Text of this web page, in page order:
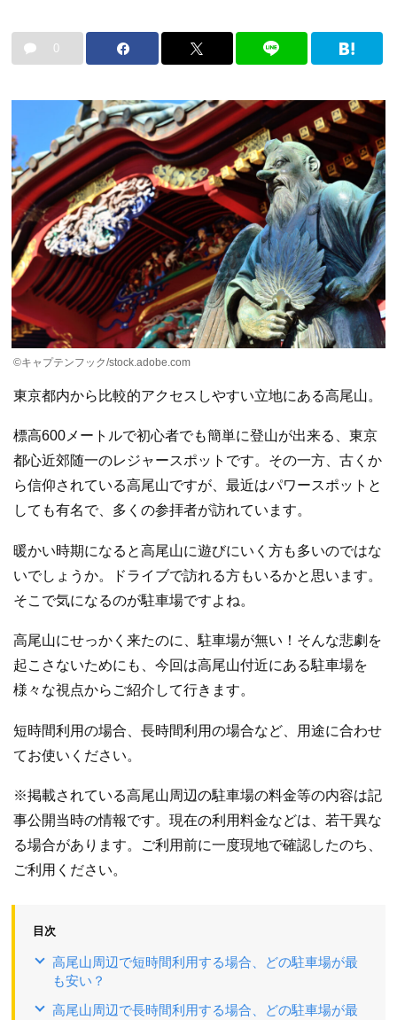
0
©キャプテンフック/stock.adobe.com
東京都内から比較的アクセスしやすい立地にある高尾山。
標高600メートルで初心者でも簡単に登山が出来る、東京
都心近郊随一のレジャースポットです。その一方、古くか
ら信仰されている高尾山ですが、最近はパワースポットと
しても有名で、多くの参拝者が訪れています。
暖かい時期になると高尾山に遊びにいく方も多いのではな
いでしょうか。ドライブで訪れる方もいるかと思います。
そこで気になるのが駐車場ですよね。
高尾山にせっかく来たのに、駐車場が無い！そんな悲劇を
起こさないためにも、今回は高尾山付近にある駐車場を
様々な視点からご紹介して行きます。
短時間利用の場合、長時間利用の場合など、用途に合わせ
てお使いください。
※掲載されている高尾山周辺の駐車場の料金等の内容は記
事公開当時の情報です。現在の利用料金などは、若干異な
る場合があります。ご利用前に一度現地で確認したのち、
ご利用ください。
目次
高尾山周辺で短時間利用する場合、どの駐車場が最
も安い？
高尾山周辺で長時間利用する場合、どの駐車場が最